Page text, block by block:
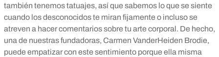
también tenemos tatuajes, así que sabemos lo que se siente
cuando los desconocidos te miran fijamente o incluso se
atreven a hacer comentarios sobre tu arte corporal. De hecho,
una de nuestras fundadoras, Carmen VanderHeiden Brodie,
puede empatizar con este sentimiento porque ella misma